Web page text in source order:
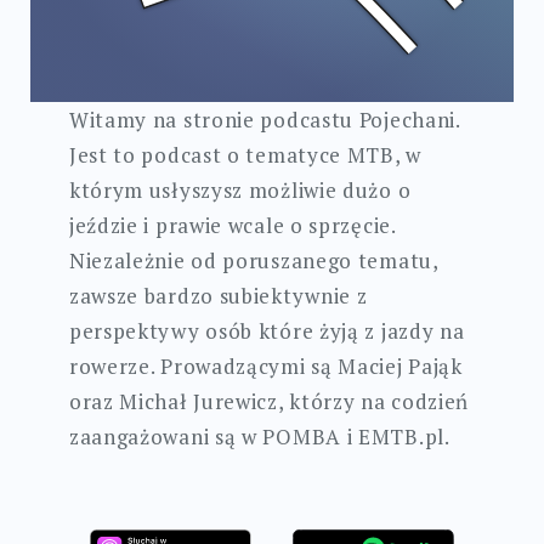
Witamy na stronie podcastu Pojechani.
Jest to podcast o tematyce MTB, w
którym usłyszysz możliwie dużo o
jeździe i prawie wcale o sprzęcie.
Niezależnie od poruszanego tematu,
zawsze bardzo subiektywnie z
perspektywy osób które żyją z jazdy na
rowerze. Prowadzącymi są Maciej Pająk
oraz Michał Jurewicz, którzy na codzień
zaangażowani są w POMBA i EMTB.pl.